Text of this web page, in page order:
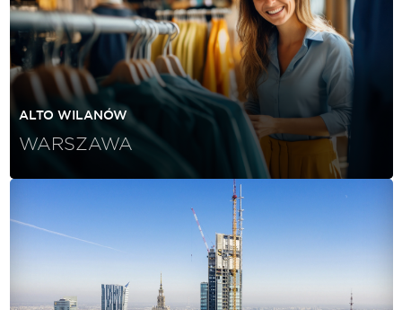
ALTO WILANÓW
WARSZAWA